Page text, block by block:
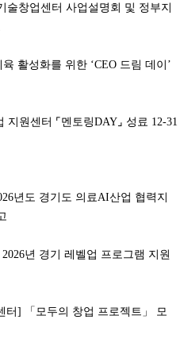
술창업센터 사업설명회 및 정부지
활성화를 위한 ‘CEO 드림 데이’
지원센터 ⌜멘토링DAY⌟ 성료 12-31
년도 경기도 의료AI산업 협력지
년 경기 레벨업 프로그램 지원
] 「모두의 창업 프로젝트」 모